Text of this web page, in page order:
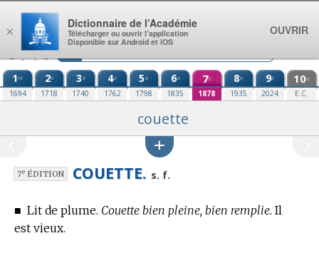
Aller au contenu
1re
1694
2e
1718
3e
1740
4e
1762
5e
1798
6e
1835
7e
1878
8e
1935
9e
2024
10e
E.C.
couette
7eÉDITION COUETTE. s. f.
■ Lit de plume. Couette bien pleine, bien remplie. Il
est vieux.
×
Dictionnaire de l’Académie
Télécharger ou ouvrir l’application
Disponible sur Android et iOS
OUVRIR